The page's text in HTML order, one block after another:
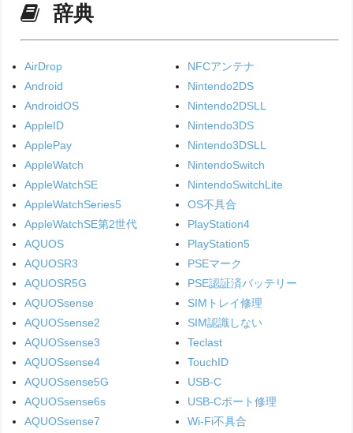
辞典
AirDrop
Android
AndroidOS
AppleID
ApplePay
AppleWatch
AppleWatchSE
AppleWatchSeries5
AppleWatchSE第2世代
AQUOS
AQUOSR3
AQUOSR5G
AQUOSsense
AQUOSsense2
AQUOSsense3
AQUOSsense4
AQUOSsense5G
AQUOSsense6s
AQUOSsense7
NFCアンテナ
Nintendo2DS
Nintendo2DSLL
Nintendo3DS
Nintendo3DSLL
NintendoSwitch
NintendoSwitchLite
OS不具合
PlayStation4
PlayStation5
PSEマーク
PSE認証済バッテリー
SIMトレイ修理
SIM認識しない
Teclast
TouchID
USB-C
USB-Cポート修理
Wi-Fi不具合